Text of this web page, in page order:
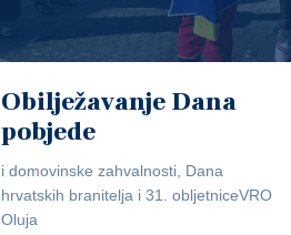
Obilježavanje Dana
pobjede
i domovinske zahvalnosti, Dana
hrvatskih branitelja i 31. obljetniceVRO
Oluja